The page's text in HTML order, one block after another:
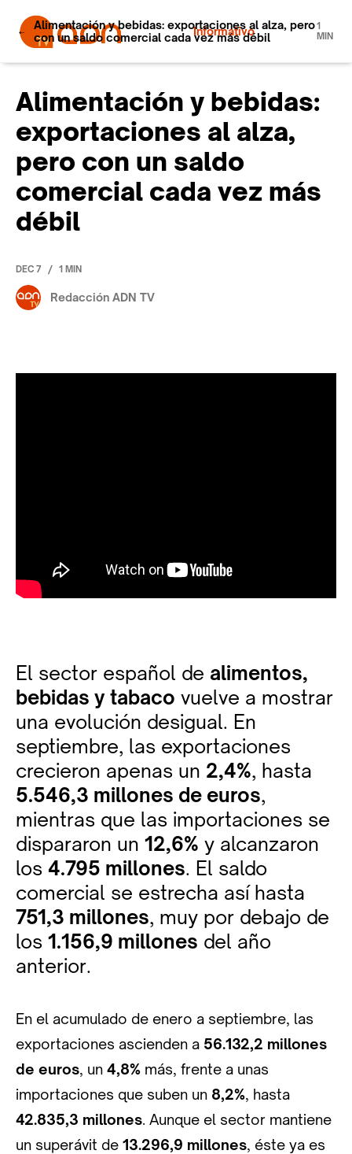
Informativo
Alimentación y bebidas: exportaciones al alza, pero
con un saldo comercial cada vez más débil
1
MIN
Alimentación y bebidas:
exportaciones al alza,
pero con un saldo
comercial cada vez más
débil
DEC 7 / 1 MIN
Redacción ADN TV
El sector español de alimentos,
bebidas y tabaco vuelve a mostrar
una evolución desigual. En
septiembre, las exportaciones
crecieron apenas un 2,4%, hasta
5.546,3 millones de euros,
mientras que las importaciones se
dispararon un 12,6% y alcanzaron
los 4.795 millones. El saldo
comercial se estrecha así hasta
751,3 millones, muy por debajo de
los 1.156,9 millones del año
anterior.
En el acumulado de enero a septiembre, las
exportaciones ascienden a 56.132,2 millones
de euros, un 4,8% más, frente a unas
importaciones que suben un 8,2%, hasta
42.835,3 millones. Aunque el sector mantiene
un superávit de 13.296,9 millones, éste ya es